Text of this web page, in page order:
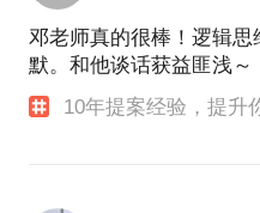
邓老师真的很棒！逻辑
默。和他谈话获益匪浅～
10年提案经验，提升